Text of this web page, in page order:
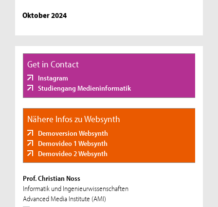
Oktober 2024
Get in Contact
Instagram
Studiengang Medieninformatik
Nähere Infos zu Websynth
Demoversion Websynth
Demovideo 1 Websynth
Demovideo 2 Websynth
Prof. Christian Noss
Informatik und Ingenieurwissenschaften
Advanced Media Institute (AMI)